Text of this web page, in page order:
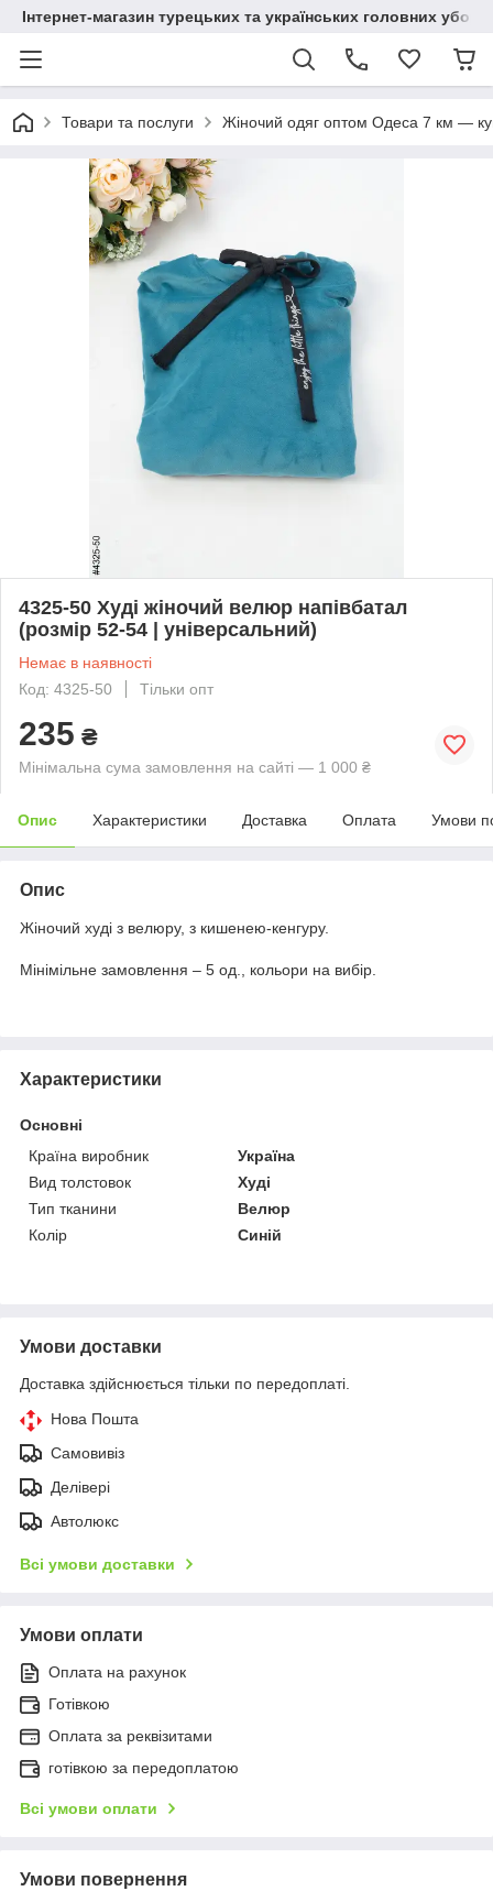
Інтернет-магазин турецьких та українських головних
Товари та послуги Жіночий одяг оптом Одеса 7 км —
4325-50 Худі жіночий велюр напівбатал
(розмір 52-54 | універсальний)
Немає в наявності
Код: 4325-50
Тільки опт
235 ₴
Мінімальна сума замовлення на сайті — 1 000 ₴
Опис Характеристики Доставка Оплата Умови
Опис
Жіночий худі з велюру, з кишенею-кенгуру.
Мінімільне замовлення – 5 од., кольори на вибір.
Характеристики
Основні
Країна виробник
Україна
Вид толстовок
Худі
Тип тканини
Велюр
Колір
Синій
Умови доставки
Доставка здійснюється тільки по передоплаті.
Нова Пошта
Самовивіз
Делівері
Автолюкс
Всі умови доставки
Умови оплати
Оплата на рахунок
Готівкою
Оплата за реквізитами
готівкою за передоплатою
Всі умови оплати
Умови повернення